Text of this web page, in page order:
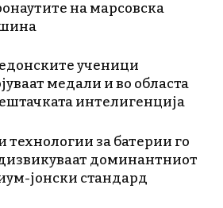
на марсовска
ученици
медали и во областа
интелигенција
технологии за батерии го
доминантниот
јонски стандард